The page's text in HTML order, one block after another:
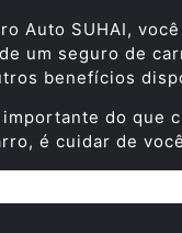
Auto SUHAI,
um seguro de
benefícios
do que
é cuidar de